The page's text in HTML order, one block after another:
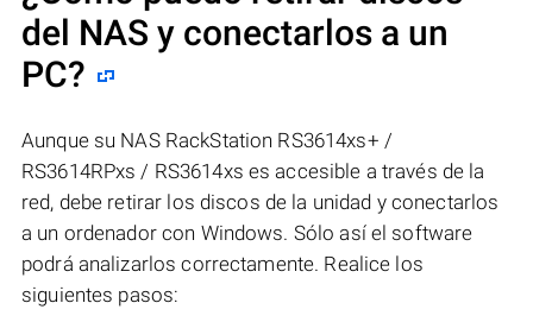
del NAS y conectarlos a un
PC?
Aunque su NAS RackStation RS3614xs+ /
RS3614RPxs / RS3614xs es accesible a través de la
red, debe retirar los discos de la unidad y conectarlos
a un ordenador con Windows. Sólo así el software
podrá analizarlos correctamente. Realice los
siguientes pasos: